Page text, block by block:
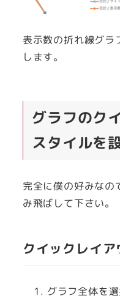
表示数の折れ線グラ
します。
グラフのク
スタイルを
完全に僕の好みなの
み飛ばして下さい。
クイックレイ
グラフ全体を選